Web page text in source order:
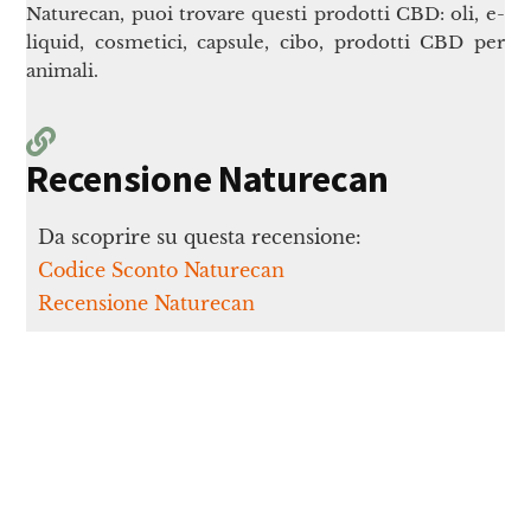
Naturecan, puoi trovare questi prodotti CBD: oli, e-
liquid, cosmetici, capsule, cibo, prodotti CBD per
animali.
Recensione Naturecan
Da scoprire su questa recensione:
Codice Sconto Naturecan
Recensione Naturecan